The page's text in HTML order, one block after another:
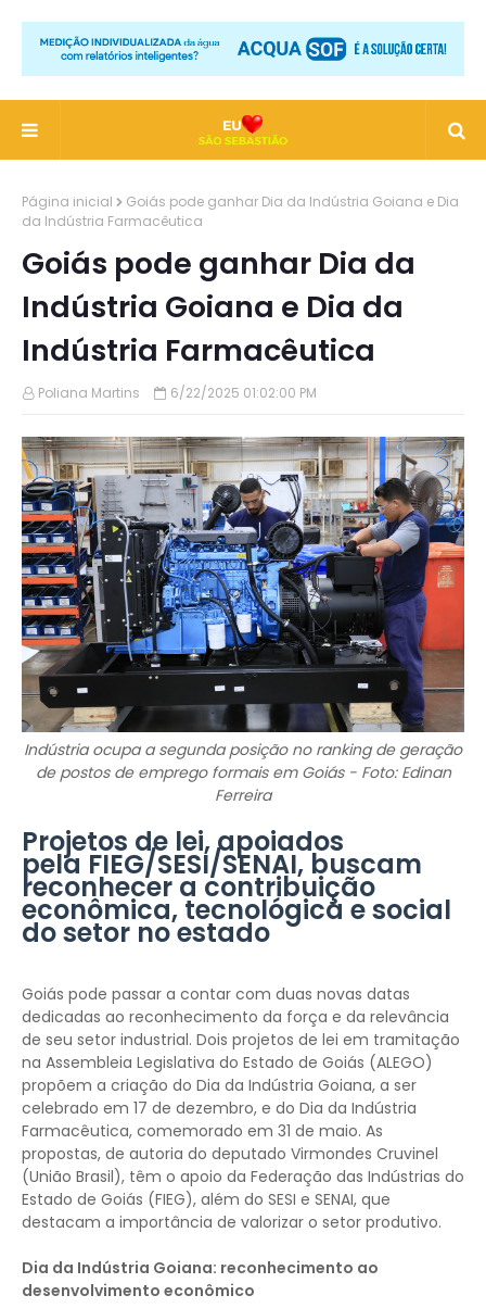
Página inicial
Goiás pode ganhar Dia da Indústria Goiana e Dia
da Indústria Farmacêutica
Goiás pode ganhar Dia da
Indústria Goiana e Dia da
Indústria Farmacêutica
Poliana Martins 6/22/2025 01:02:00 PM
Indústria ocupa a segunda posição no ranking de geração
de postos de emprego formais em Goiás - Foto: Edinan
Ferreira
Projetos de lei, apoiados
pela FIEG/SESI/SENAI, buscam
reconhecer a contribuição
econômica, tecnológica e social
do setor no estado
Goiás pode passar a contar com duas novas datas
dedicadas ao reconhecimento da força e da relevância
de seu setor industrial. Dois projetos de lei em tramitação
na Assembleia Legislativa do Estado de Goiás (ALEGO)
propõem a criação do Dia da Indústria Goiana, a ser
celebrado em 17 de dezembro, e do Dia da Indústria
Farmacêutica, comemorado em 31 de maio. As
propostas, de autoria do deputado Virmondes Cruvinel
(União Brasil), têm o apoio da Federação das Indústrias do
Estado de Goiás (FIEG), além do SESI e SENAI, que
destacam a importância de valorizar o setor produtivo.
Dia da Indústria Goiana: reconhecimento ao
desenvolvimento econômico